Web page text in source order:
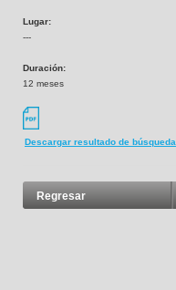
Lugar:
---
Duración:
12 meses
Descargar resultado de búsqueda
Regresar